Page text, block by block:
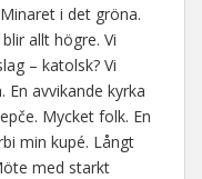
i det gröna.
allt högre. Vi
– katolsk? Vi
avvikande kyrka
Mycket folk. En
min kupé. Långt
med starkt